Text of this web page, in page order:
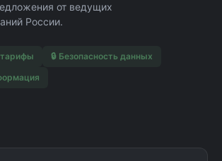
от ведущих
России.
🔒 Безопасность данных